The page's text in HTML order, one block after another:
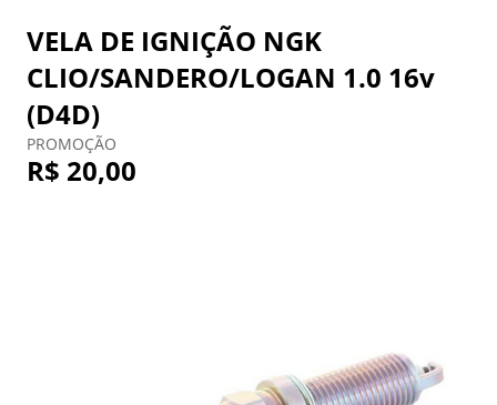
VELA DE IGNIÇÃO NGK
CLIO/SANDERO/LOGAN 1.0 16v
(D4D)
PROMOÇÃO
R$ 20,00